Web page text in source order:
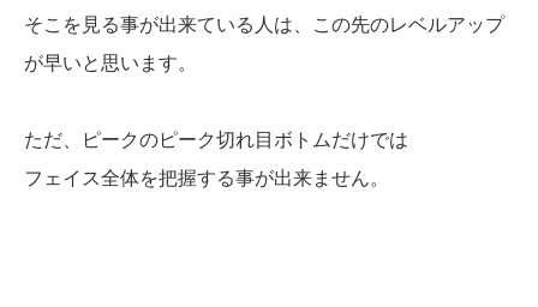
そこを見る事が出来ている人は、この先のレベルアップ
が早いと思います。
ただ、ピークのピーク切れ目ボトムだけでは
フェイス全体を把握する事が出来ません。